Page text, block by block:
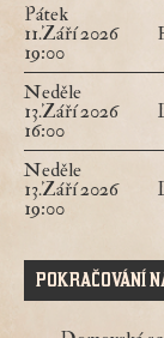
Pátek
11.Září 2026
19:00
Neděle
13.Září 2026
16:00
Neděle
13.Září 2026
19:00
POKRAČOVÁNÍ